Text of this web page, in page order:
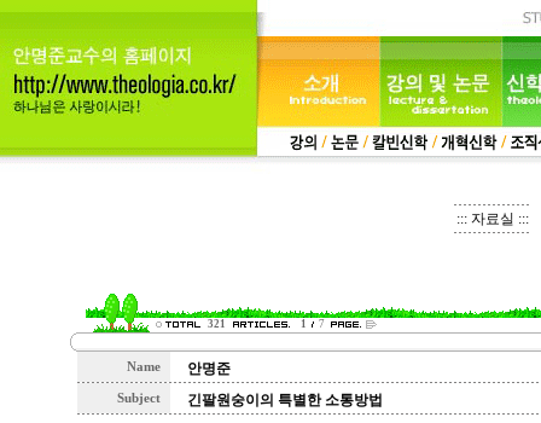
::: 자료실 :::
321 1 7
Name 안명준
Subject
긴팔원숭이의 특별한 소통방법